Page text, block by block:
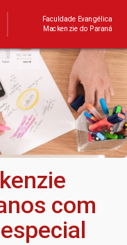
Faculdade Evangélica
Mackenzie do Paraná
com